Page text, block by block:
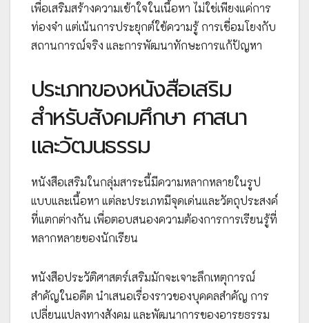
เพื่อเสริมสร้างความเข้าใจในเนื้อหา ไม่ใช่เพียงแค่การ
ท่องจำ แต่เน้นการประยุกต์ใช้ความรู้ การเชื่อมโยงกับ
สถานการณ์จริง และการพัฒนาทักษะการแก้ปัญหา
ประเภทของหนังสือเสริม
สำหรับสังคมศึกษา ศาสนา
และวัฒนธรรม
หนังสือเสริมในกลุ่มสาระนี้มีความหลากหลายในรูป
แบบและเนื้อหา แต่ละประเภทมีจุดเด่นและวัตถุประสงค์
ที่แตกต่างกัน เพื่อตอบสนองความต้องการการเรียนรู้ที่
หลากหลายของนักเรียน
หนังสือประวัติศาสตร์เสริมมักจะเจาะลึกเหตุการณ์
สำคัญในอดีต นำเสนอเรื่องราวของบุคคลสำคัญ การ
เปลี่ยนแปลงทางสังคม และพัฒนาการของอารยธรรม